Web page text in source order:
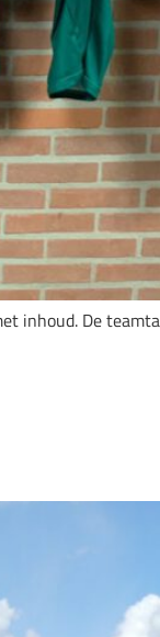
inhoud. De